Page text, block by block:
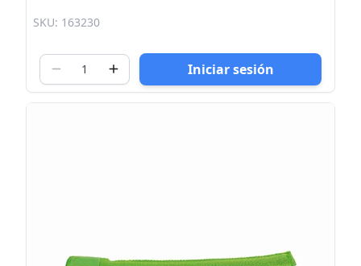
SKU: 163230
Iniciar sesión